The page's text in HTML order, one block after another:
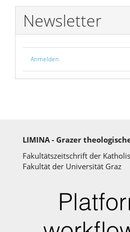
Newsletter
Anmelden
LIMINA - Grazer
Fakultätszeitschrift der
Fakultät der Universität Graz